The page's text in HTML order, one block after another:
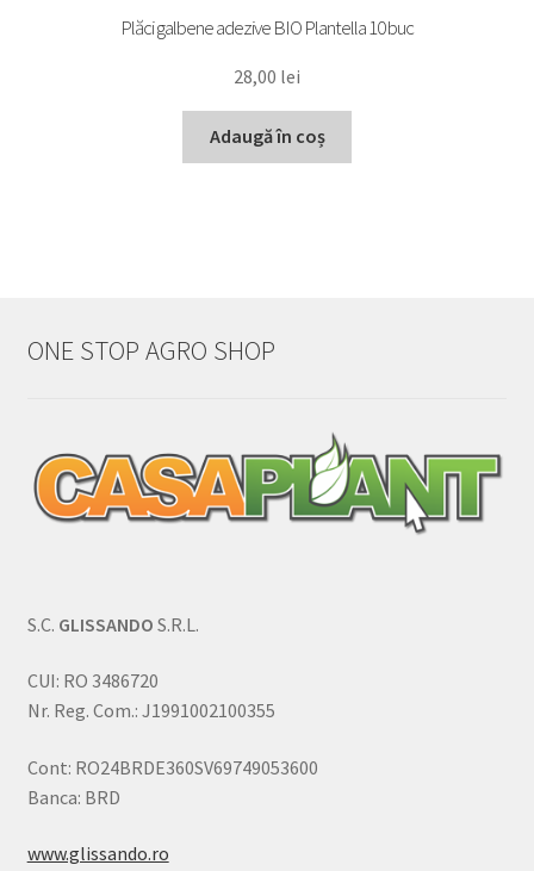
Plăci galbene adezive BIO Plantella 10 buc
28,00 lei
Adaugă în coș
ONE STOP AGRO SHOP
S.C. GLISSANDO S.R.L.
CUI: RO 3486720
Nr. Reg. Com.: J1991002100355
Cont: RO24BRDE360SV69749053600
Banca: BRD
www.glissando.ro